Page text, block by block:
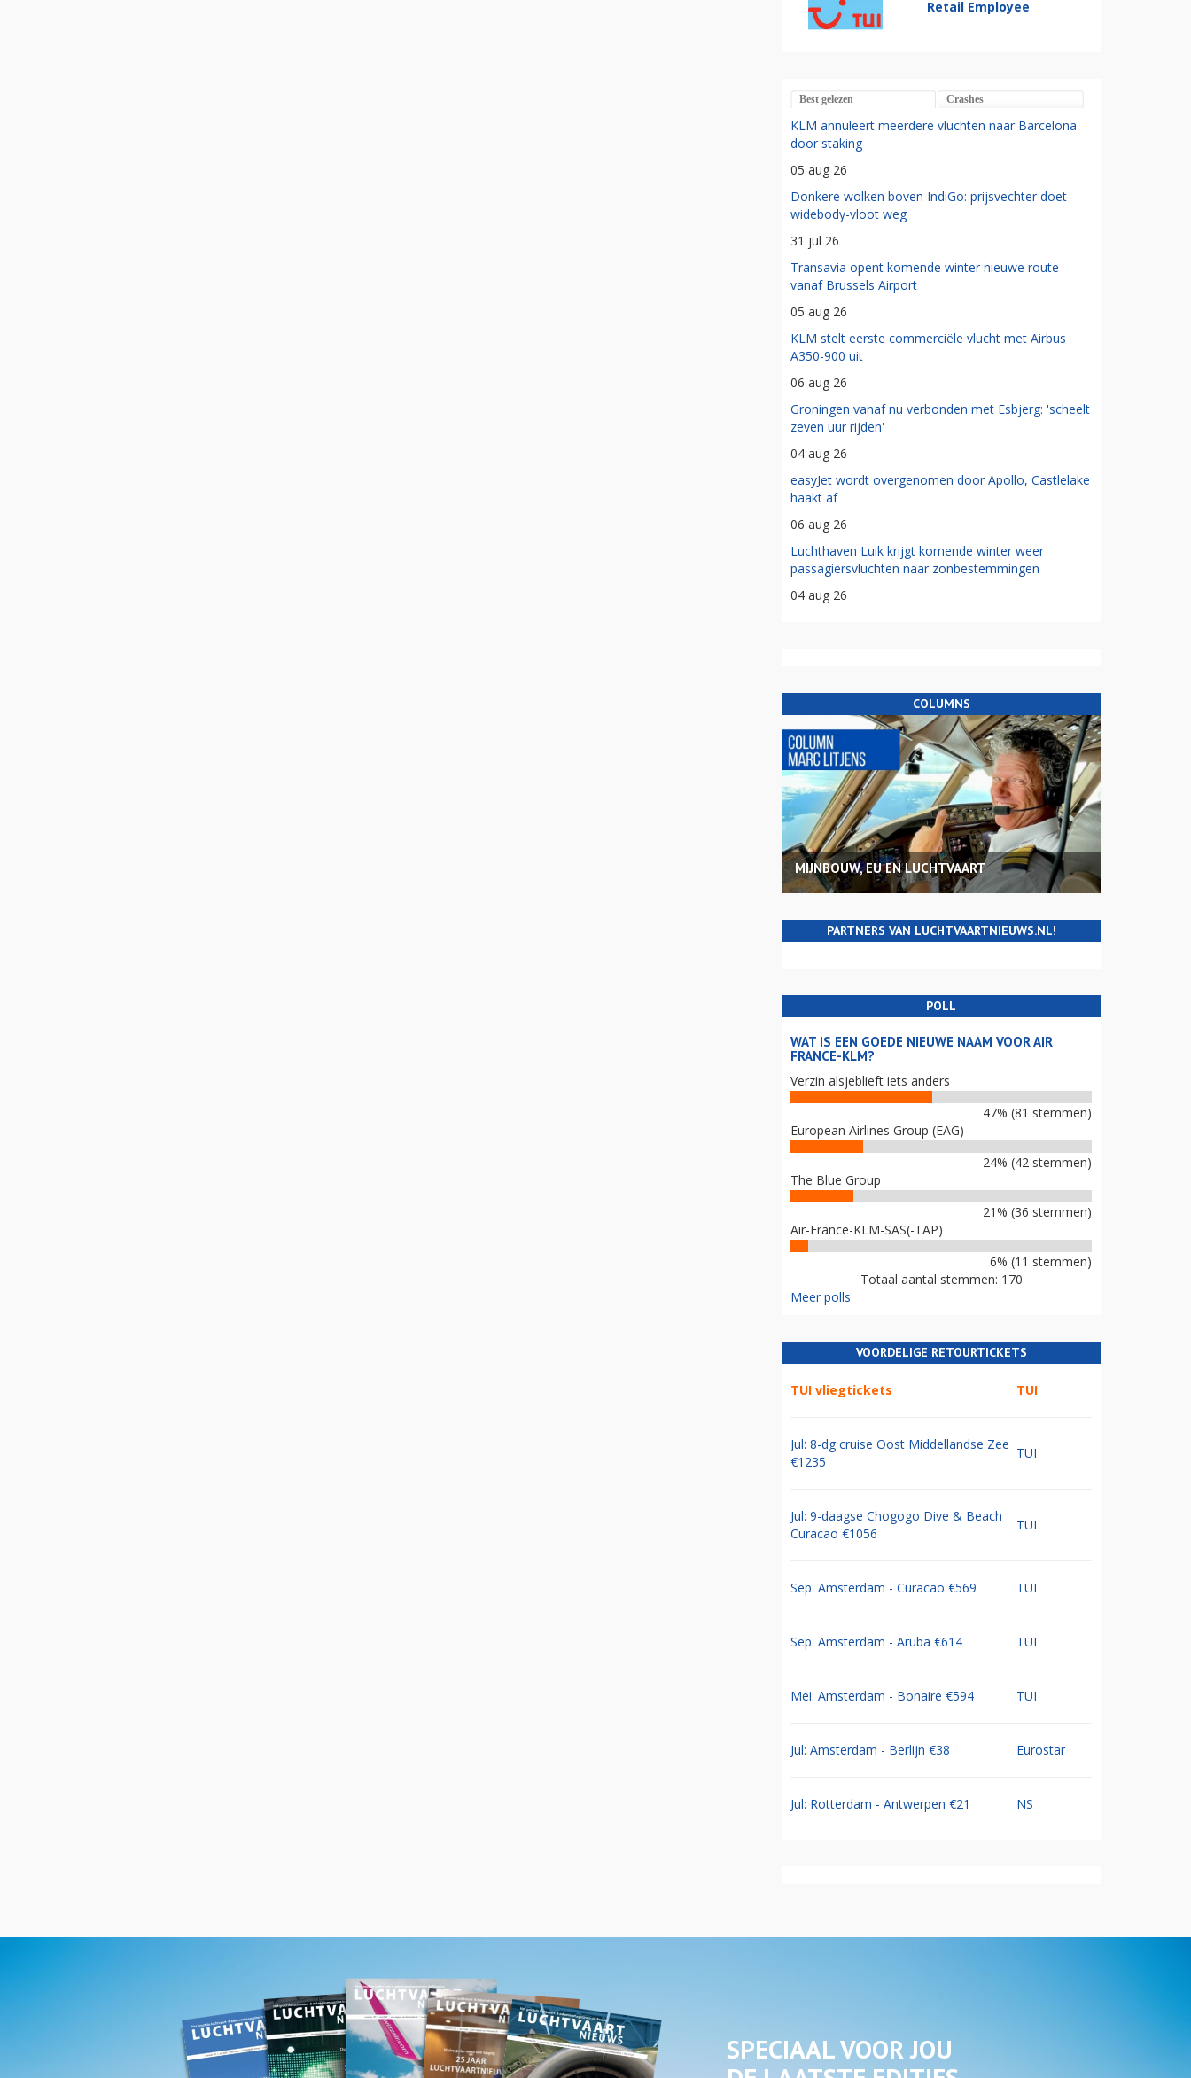
Retail Employee
Best gelezen Crashes
KLM annuleert meerdere vluchten naar Barcelona
door staking
05 aug 26
Donkere wolken boven IndiGo: prijsvechter doet
widebody-vloot weg
31 jul 26
Transavia opent komende winter nieuwe route
vanaf Brussels Airport
05 aug 26
KLM stelt eerste commerciële vlucht met Airbus
A350-900 uit
06 aug 26
Groningen vanaf nu verbonden met Esbjerg: 'scheelt
zeven uur rijden'
04 aug 26
easyJet wordt overgenomen door Apollo, Castlelake
haakt af
06 aug 26
Luchthaven Luik krijgt komende winter weer
passagiersvluchten naar zonbestemmingen
04 aug 26
COLUMNS
MIJNBOUW, EU EN LUCHTVAART
PARTNERS VAN LUCHTVAARTNIEUWS.NL!
POLL
WAT IS EEN GOEDE NIEUWE NAAM VOOR AIR
FRANCE-KLM?
Verzin alsjeblieft iets anders
47% (81 stemmen)
European Airlines Group (EAG)
24% (42 stemmen)
The Blue Group
21% (36 stemmen)
Air-France-KLM-SAS(-TAP)
6% (11 stemmen)
Totaal aantal stemmen: 170
Meer polls
VOORDELIGE RETOURTICKETS
TUI vliegtickets TUI
Jul: 8-dg cruise Oost Middellandse Zee
€1235
TUI
Jul: 9-daagse Chogogo Dive & Beach
Curacao €1056
TUI
Sep: Amsterdam - Curacao €569 TUI
Sep: Amsterdam - Aruba €614 TUI
Mei: Amsterdam - Bonaire €594 TUI
Jul: Amsterdam - Berlijn €38 Eurostar
Jul: Rotterdam - Antwerpen €21 NS
SPECIAAL VOOR JOU